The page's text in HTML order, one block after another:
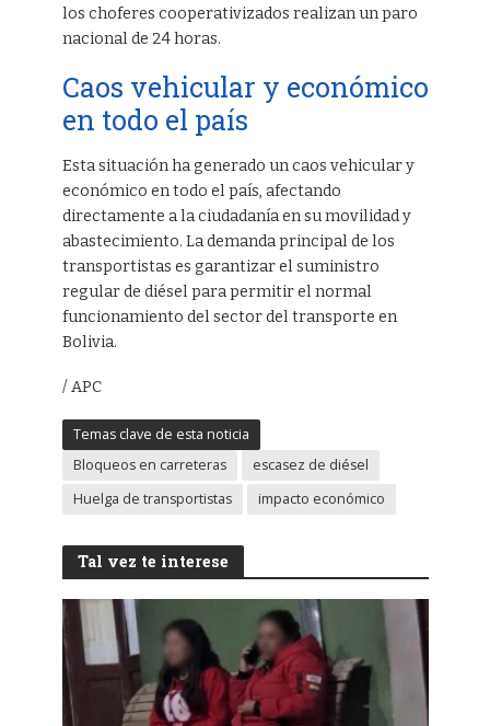
los choferes cooperativizados realizan un paro
nacional de 24 horas.
Caos vehicular y económico
en todo el país
Esta situación ha generado un caos vehicular y
económico en todo el país, afectando
directamente a la ciudadanía en su movilidad y
abastecimiento. La demanda principal de los
transportistas es garantizar el suministro
regular de diésel para permitir el normal
funcionamiento del sector del transporte en
Bolivia.
/ APC
Temas clave de esta noticia
Bloqueos en carreteras
escasez de diésel
Huelga de transportistas
impacto económico
Tal vez te interese